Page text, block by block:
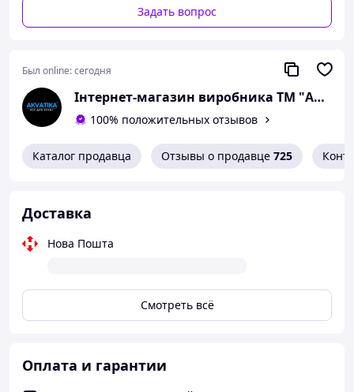
Задать вопрос
Был online:сегодня
Інтернет-магазин виробника ТМ "AKVATIKA"
100% положительных отзывов
Каталог продавца Отзывы о продавце 725
Доставка
Нова Пошта
Смотреть всё
Оплата и гарантии